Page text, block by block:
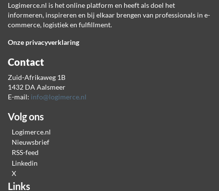
Logimerce.nl is het online platform en heeft als doel het
informeren, inspireren en bij elkaar brengen van professionals in e-
commerce, logistiek en fulfillment.
Onze privacyverklaring
Contact
Zuid-Afrikaweg 1B
1432 DA Aalsmeer
E-mail: info@logimerce.nl
Volg ons
Logimerce.nl
Nieuwsbrief
RSS-feed
Linkedin
X
Links